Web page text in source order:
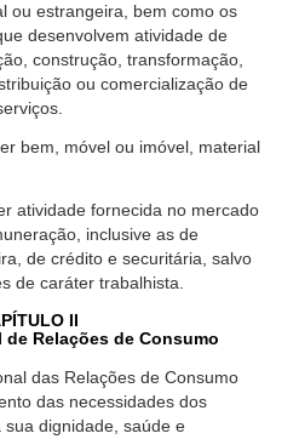
ou estrangeira, bem como os
desenvolvem atividade de
construção, transformação,
ou comercialização de
bem, móvel ou imóvel, material
atividade fornecida no mercado
inclusive as de
de crédito e securitária, salvo
de caráter trabalhista.
II
de Relações de Consumo
das Relações de Consumo
das necessidades dos
dignidade, saúde e